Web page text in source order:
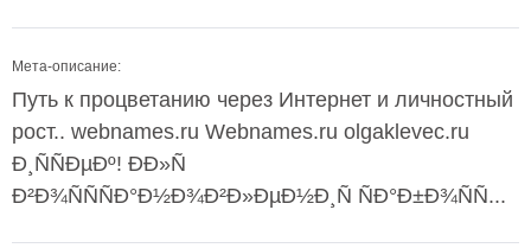
Мета-описание:
Путь к процветанию через Интернет и личностный
рост.. webnames.ru Webnames.ru olgaklevec.ru
Ð¸ÑÑÐµÐº! ÐÐ»Ñ
Ð²Ð¾ÑÑÑÐ°Ð½Ð¾Ð²Ð»ÐµÐ½Ð¸Ñ ÑÐ°Ð±Ð¾ÑÑ...